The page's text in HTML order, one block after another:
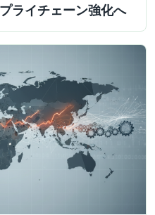
ライチェーン強化へ